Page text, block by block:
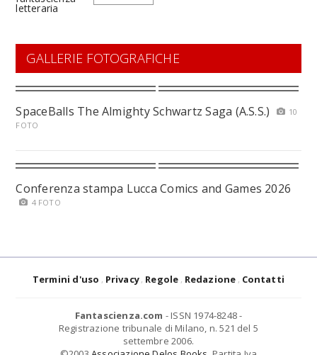
GALLERIE FOTOGRAFICHE
SpaceBalls The Almighty Schwartz Saga (A.S.S.)
10
FOTO
Conferenza stampa Lucca Comics and Games 2026
4 FOTO
Termini d'uso Privacy Regole Redazione Contatti
Fantascienza.com - ISSN 1974-8248 -
Registrazione tribunale di Milano, n. 521 del 5
settembre 2006.